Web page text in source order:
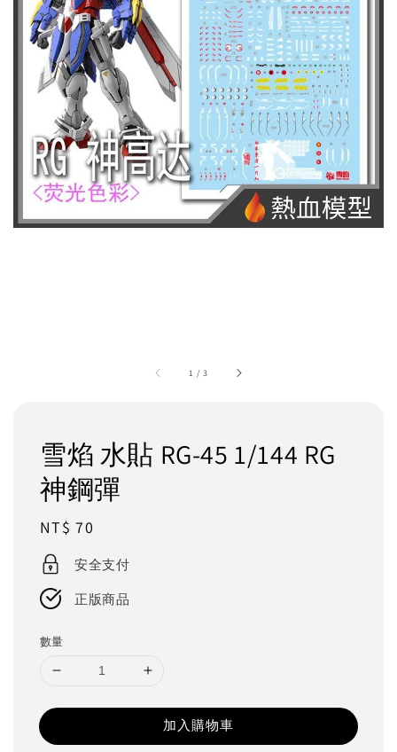
1 /3
雪焰 水貼 RG-45 1/144 RG
神鋼彈
Regular
price
NT$ 70
安全支付
正版商品
數量
加入購物車